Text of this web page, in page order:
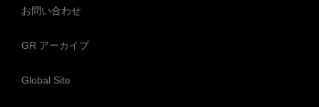
お問い合わせ
GR アーカイブ
Global Site